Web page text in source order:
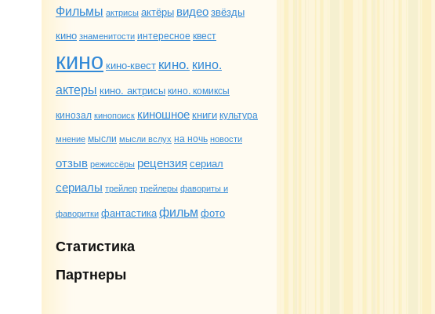
Фильмы актрисыактёры видеозвёзды
кинознаменитостиинтересное квест
кино кино-квест кино. кино.
актеры кино. актрисыкино. комиксы
кинозалкинопоиск киношноекнигикультура
мнение мысли мысли вслух на ночь новости
отзыврежиссёры рецензия сериал
сериалы трейлер трейлерыфавориты и
фавориткифантастикафильм фото
Статистика
Партнеры